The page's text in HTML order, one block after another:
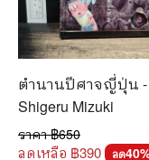
ตำนานปีศาจญี่ปุ่น -
Shigeru Mizuki
ราคา ฿650
ลดเหลือ ฿390 ลด40